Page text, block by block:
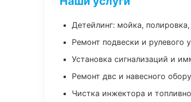
Детейлинг: мойка,
Ремонт подвески и рулевого
Установка сигнализаций и
Ремонт двс и навесного
Чистка инжектора и